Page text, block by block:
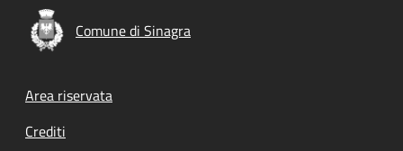
Comune di Sinagra
Footer menu
Area riservata
Crediti